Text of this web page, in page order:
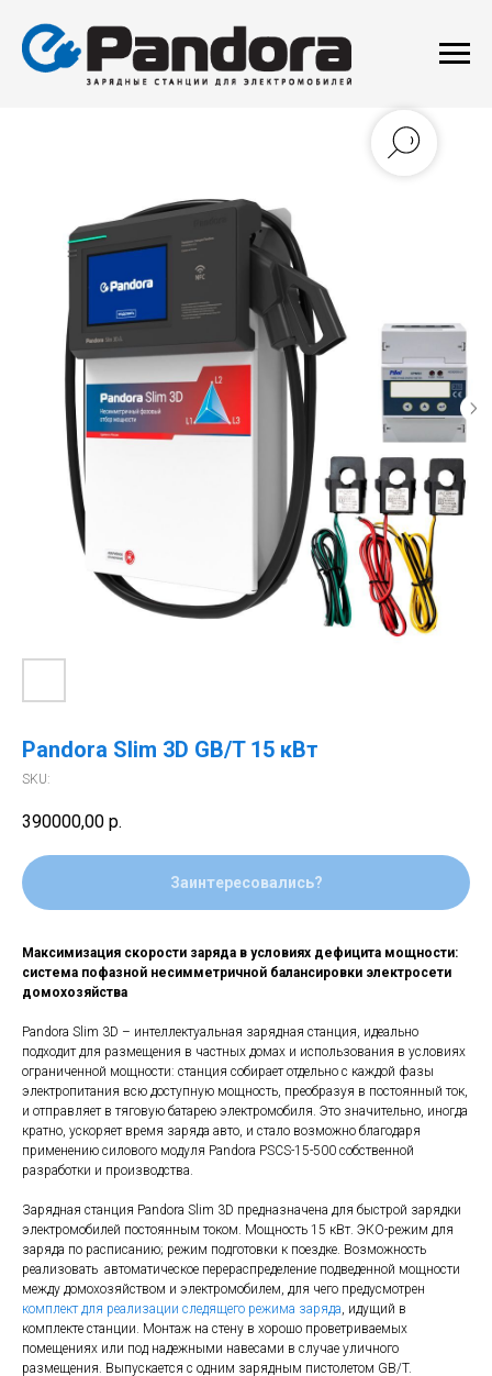
Pandora Slim 3D GB/T 15 кВт
SKU:
390000,00 р.
Заинтересовались?
Максимизация скорости заряда в условиях дефицита мощности:
система пофазной несимметричной балансировки электросети
домохозяйства
Pandora Slim 3D – интеллектуальная зарядная станция, идеально
подходит для размещения в частных домах и использования в условиях
ограниченной мощности: станция собирает отдельно с каждой фазы
электропитания всю доступную мощность, преобразуя в постоянный ток,
и отправляет в тяговую батарею электромобиля. Это значительно, иногда
кратно, ускоряет время заряда авто, и стало возможно благодаря
применению силового модуля Pandora PSCS-15-500 собственной
разработки и производства.
Зарядная станция Pandora Slim 3D предназначена для быстрой зарядки
электромобилей постоянным током. Мощность 15 кВт. ЭКО-режим для
заряда по расписанию; режим подготовки к поездке. Возможность
реализовать автоматическое перераспределение подведенной мощности
между домохозяйством и электромобилем, для чего предусмотрен
комплект для реализации следящего режима заряда, идущий в
комплекте станции. Монтаж на стену в хорошо проветриваемых
помещениях или под надежными навесами в случае уличного
размещения. Выпускается с одним зарядным пистолетом GB/T.